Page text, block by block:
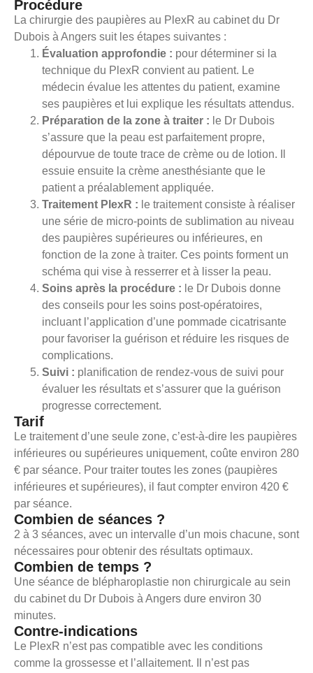
Procédure
La chirurgie des paupières au PlexR au cabinet du Dr
Dubois à Angers suit les étapes suivantes :
Évaluation approfondie : pour déterminer si la
technique du PlexR convient au patient. Le
médecin évalue les attentes du patient, examine
ses paupières et lui explique les résultats attendus.
Préparation de la zone à traiter : le Dr Dubois
s’assure que la peau est parfaitement propre,
dépourvue de toute trace de crème ou de lotion. Il
essuie ensuite la crème anesthésiante que le
patient a préalablement appliquée.
Traitement PlexR : le traitement consiste à réaliser
une série de micro-points de sublimation au niveau
des paupières supérieures ou inférieures, en
fonction de la zone à traiter. Ces points forment un
schéma qui vise à resserrer et à lisser la peau.
Soins après la procédure : le Dr Dubois donne
des conseils pour les soins post-opératoires,
incluant l’application d’une pommade cicatrisante
pour favoriser la guérison et réduire les risques de
complications.
Suivi : planification de rendez-vous de suivi pour
évaluer les résultats et s’assurer que la guérison
progresse correctement.
Tarif
Le traitement d’une seule zone, c’est-à-dire les paupières
inférieures ou supérieures uniquement, coûte environ 280
€ par séance. Pour traiter toutes les zones (paupières
inférieures et supérieures), il faut compter environ 420 €
par séance.
Combien de séances ?
2 à 3 séances, avec un intervalle d’un mois chacune, sont
nécessaires pour obtenir des résultats optimaux.
Combien de temps ?
Une séance de blépharoplastie non chirurgicale au sein
du cabinet du Dr Dubois à Angers dure environ 30
minutes.
Contre-indications
Le PlexR n’est pas compatible avec les conditions
comme la grossesse et l’allaitement. Il n’est pas